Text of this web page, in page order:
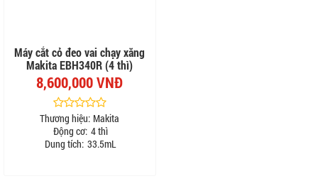
Máy cắt cỏ đeo vai chạy xăng
Makita EBH340R (4 thì)
8,600,000 VNĐ
Thương hiệu: Makita
Động cơ: 4 thì
Dung tích: 33.5mL